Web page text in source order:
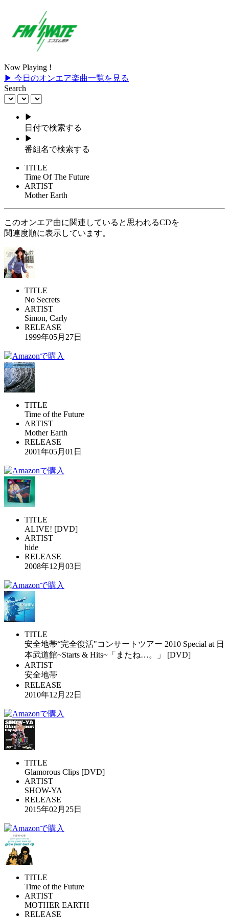
Now Playing !
▶ 今日のオンエア楽曲一覧を見る
Search
▶
日付で検索する
▶
番組名で検索する
TITLE
Time Of The Future
ARTIST
Mother Earth
このオンエア曲に関連していると思われるCDを
関連度順に表示しています。
TITLE
No Secrets
ARTIST
Simon, Carly
RELEASE
1999年05月27日
TITLE
Time of the Future
ARTIST
Mother Earth
RELEASE
2001年05月01日
TITLE
ALIVE! [DVD]
ARTIST
hide
RELEASE
2008年12月03日
TITLE
安全地帯“完全復活"コンサートツアー 2010 Special at 日
本武道館~Starts & Hits~「またね…。」 [DVD]
ARTIST
安全地帯
RELEASE
2010年12月22日
TITLE
Glamorous Clips [DVD]
ARTIST
SHOW-YA
RELEASE
2015年02月25日
TITLE
Time of the Future
ARTIST
MOTHER EARTH
RELEASE